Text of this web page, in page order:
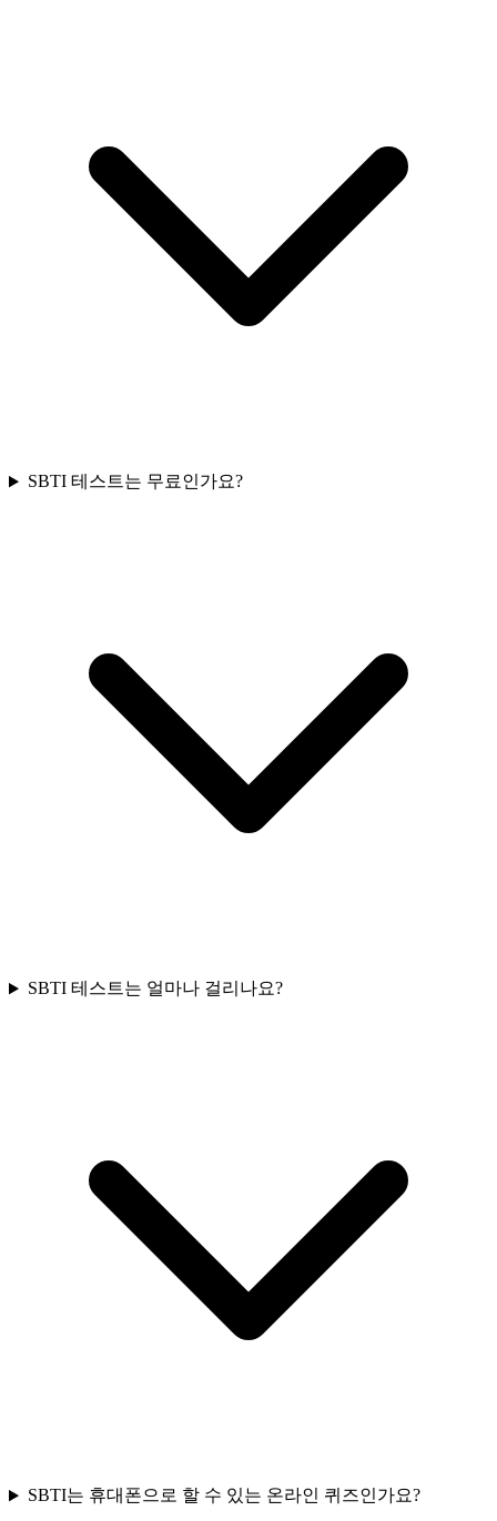
SBTI 테스트는 무료인가요?
SBTI 테스트는 얼마나 걸리나요?
SBTI는 휴대폰으로 할 수 있는 온라인 퀴즈인가요?